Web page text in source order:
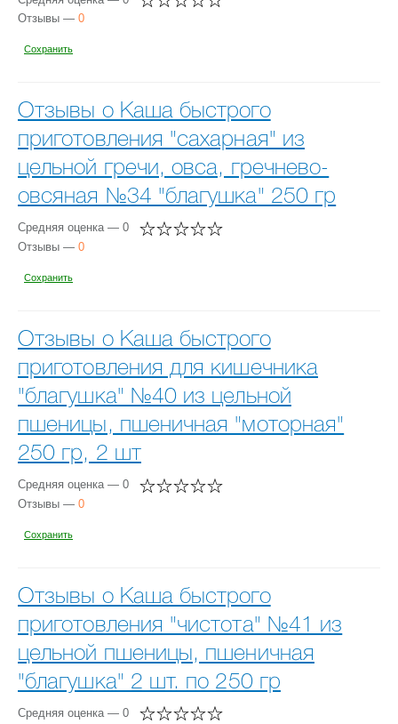
Отзывы — 0
Сохранить
Отзывы о Каша быстрого
приготовления "сахарная" из
цельной гречи, овса, гречнево-
овсяная №34 "благушка" 250 гр
Средняя оценка — 0
Отзывы — 0
Сохранить
Отзывы о Каша быстрого
приготовления для кишечника
"благушка" №40 из цельной
пшеницы, пшеничная "моторная"
250 гр, 2 шт
Средняя оценка — 0
Отзывы — 0
Сохранить
Отзывы о Каша быстрого
приготовления "чистота" №41 из
цельной пшеницы, пшеничная
"благушка" 2 шт. по 250 гр
Средняя оценка — 0